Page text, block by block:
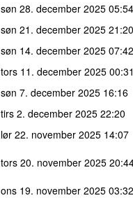
søn 28. december 2025 05:54
søn 21. december 2025 21:20
søn 14. december 2025 07:42
tors 11. december 2025 00:31
søn 7. december 2025 16:16
tirs 2. december 2025 22:20
lør 22. november 2025 14:07
tors 20. november 2025
ons 19. november 2025 03:32